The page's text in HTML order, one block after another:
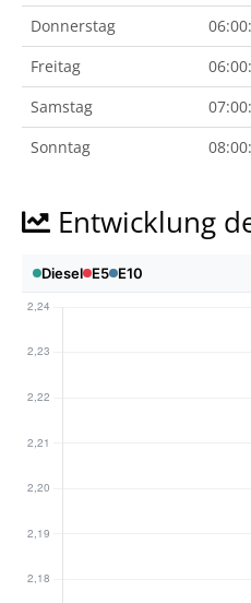
Donnerstag
Freitag
Samstag
Sonntag
Entwicklung